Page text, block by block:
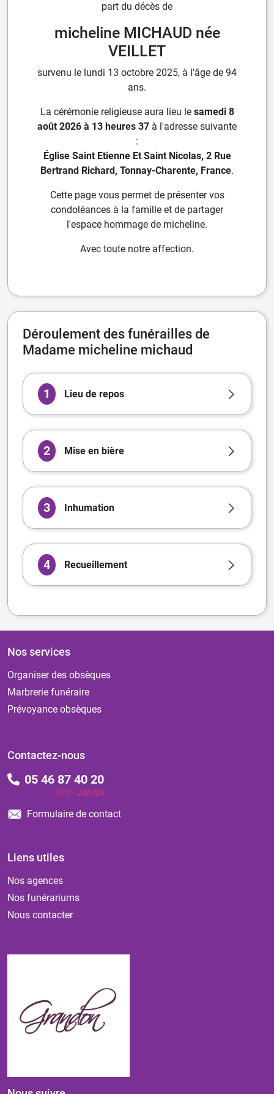
part du décès de
micheline MICHAUD née
VEILLET
survenu le lundi 13 octobre 2025, à l'âge de 94
ans.
La cérémonie religieuse aura lieu le samedi 8
août 2026 à 13 heures 37 à l'adresse suivante
:
Église Saint Etienne Et Saint Nicolas, 2 Rue
Bertrand Richard, Tonnay-Charente, France.
Cette page vous permet de présenter vos
condoléances à la famille et de partager
l'espace hommage de micheline.
Avec toute notre affection.
Déroulement des funérailles de
Madame micheline michaud
1 Lieu de repos
2 Mise en bière
3 Inhumation
4 Recueillement
Nos services
Organiser des obsèques
Marbrerie funéraire
Prévoyance obsèques
Contactez-nous
05 46 87 40 20
7j/7 - 24h/24
Formulaire de contact
Liens utiles
Nos agences
Nos funérariums
Nous contacter